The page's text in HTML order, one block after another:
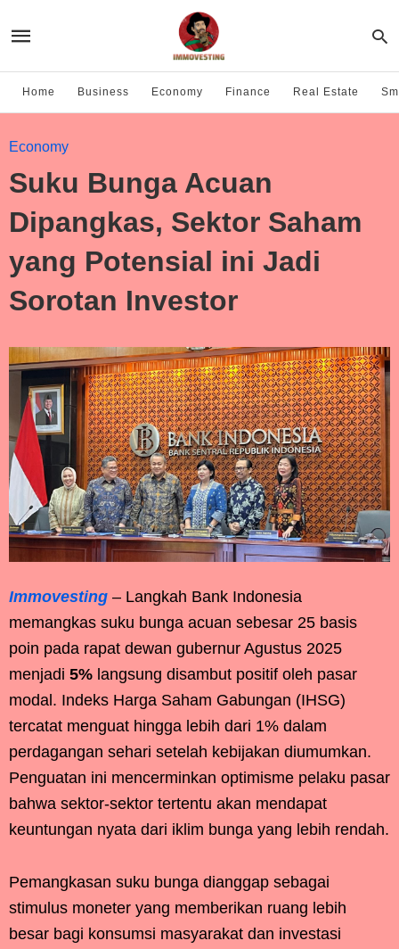
Home Business Economy Finance Real Estate
Economy
Suku Bunga Acuan
Dipangkas, Sektor Saham
yang Potensial ini Jadi
Sorotan Investor
Immovesting – Langkah Bank Indonesia
memangkas suku bunga acuan sebesar 25 basis
poin pada rapat dewan gubernur Agustus 2025
menjadi 5% langsung disambut positif oleh pasar
modal. Indeks Harga Saham Gabungan (IHSG)
tercatat menguat hingga lebih dari 1% dalam
perdagangan sehari setelah kebijakan diumumkan.
Penguatan ini mencerminkan optimisme pelaku pasar
bahwa sektor-sektor tertentu akan mendapat
keuntungan nyata dari iklim bunga yang lebih rendah.
Pemangkasan suku bunga dianggap sebagai
stimulus moneter yang memberikan ruang lebih
besar bagi konsumsi masyarakat dan investasi